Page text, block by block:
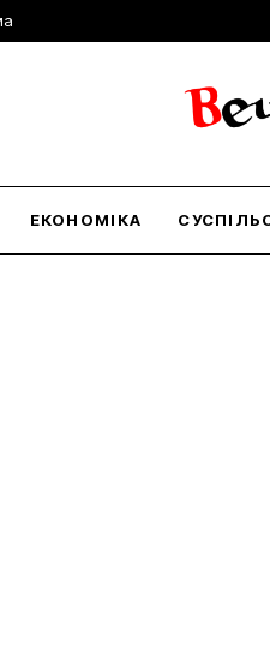
ЕКОНОМІКА